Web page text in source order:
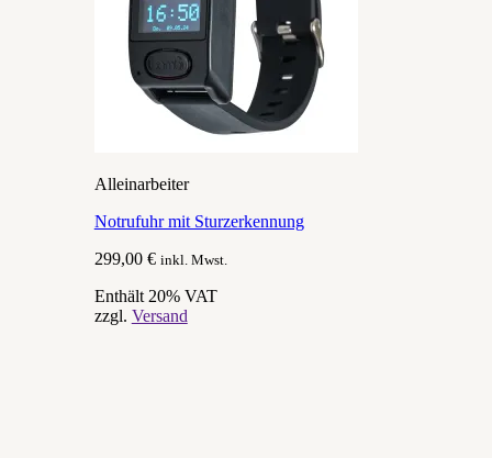
Alleinarbeiter
Notrufuhr mit Sturzerkennung
299,00 € inkl. Mwst.
Enthält 20% VAT
zzgl. Versand